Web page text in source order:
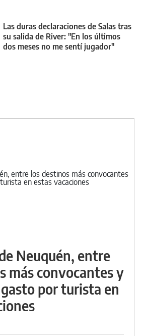
Las duras declaraciones de Salas tras
su salida de River: "En los últimos
dos meses no me sentí jugador"
Neuquén, entre
más convocantes y
por turista en